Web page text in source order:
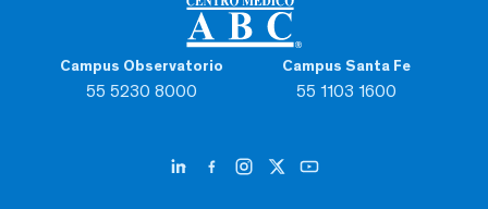
Campus Observatorio
55 5230 8000
Campus Santa Fe
55 1103 1600